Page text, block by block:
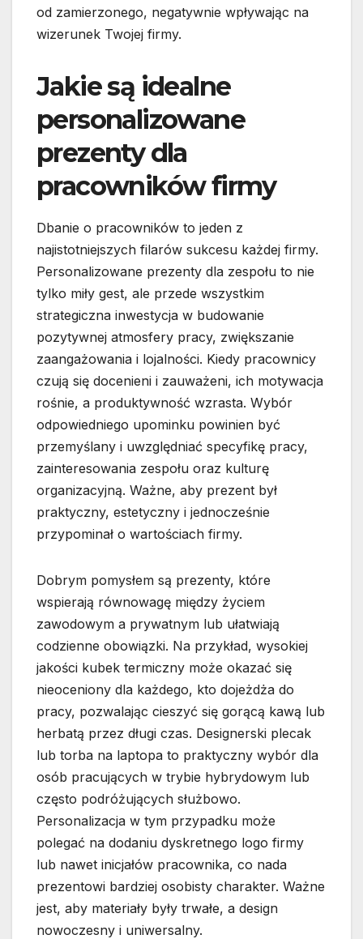
od zamierzonego, negatywnie wpływając na
wizerunek Twojej firmy.
Jakie są idealne
personalizowane
prezenty dla
pracowników firmy
Dbanie o pracowników to jeden z
najistotniejszych filarów sukcesu każdej firmy.
Personalizowane prezenty dla zespołu to nie
tylko miły gest, ale przede wszystkim
strategiczna inwestycja w budowanie
pozytywnej atmosfery pracy, zwiększanie
zaangażowania i lojalności. Kiedy pracownicy
czują się docenieni i zauważeni, ich motywacja
rośnie, a produktywność wzrasta. Wybór
odpowiedniego upominku powinien być
przemyślany i uwzględniać specyfikę pracy,
zainteresowania zespołu oraz kulturę
organizacyjną. Ważne, aby prezent był
praktyczny, estetyczny i jednocześnie
przypominał o wartościach firmy.
Dobrym pomysłem są prezenty, które
wspierają równowagę między życiem
zawodowym a prywatnym lub ułatwiają
codzienne obowiązki. Na przykład, wysokiej
jakości kubek termiczny może okazać się
nieoceniony dla każdego, kto dojeżdża do
pracy, pozwalając cieszyć się gorącą kawą lub
herbatą przez długi czas. Designerski plecak
lub torba na laptopa to praktyczny wybór dla
osób pracujących w trybie hybrydowym lub
często podróżujących służbowo.
Personalizacja w tym przypadku może
polegać na dodaniu dyskretnego logo firmy
lub nawet inicjałów pracownika, co nada
prezentowi bardziej osobisty charakter. Ważne
jest, aby materiały były trwałe, a design
nowoczesny i uniwersalny.